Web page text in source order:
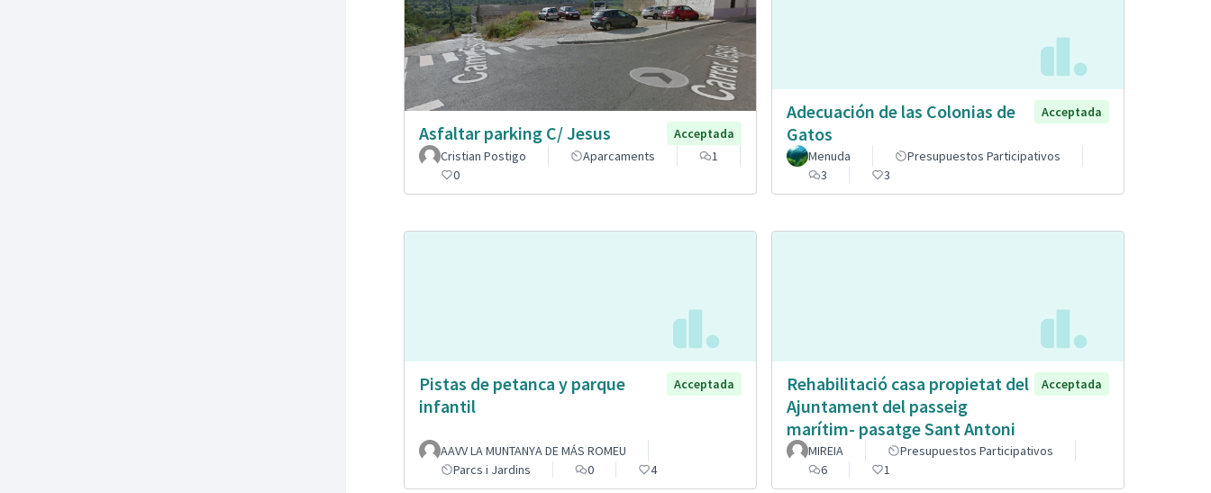
Asfaltar parking C/ Jesus
Acceptada
Cristian Postigo
Aparcaments
1
0
Adecuación de las Colonias de
Gatos
Acceptada
Menuda
Presupuestos Participativos
3
3
Pistas de petanca y parque
infantil
Acceptada
AAVV LA MUNTANYA DE MÁS ROMEU
Parcs i Jardins
0 4
Rehabilitació casa propietat del
Ajuntament del passeig
marítim- pasatge Sant Antoni
Acceptada
MIREIA
Presupuestos Participativos
6
1